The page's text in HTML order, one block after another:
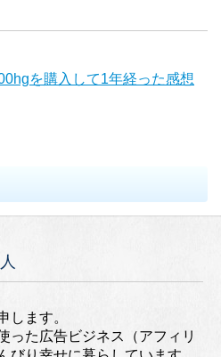
を購入して1年経った感想
します。
った広告ビジネス（アフィリ